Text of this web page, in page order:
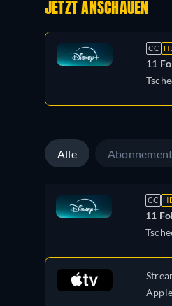
JETZT ANSCHAUEN
CC
11
Alle Abonnement
CC
11